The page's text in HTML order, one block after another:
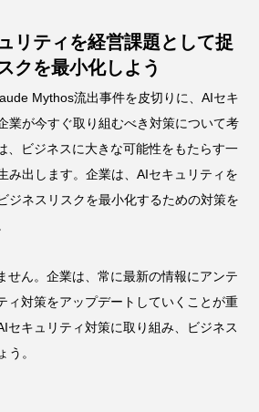
リティを経営課題として捉
クを最小化しよう
Mythos流出事件を皮切りに、AIセキ
業が今すぐ取り組むべき対策について考
、ビジネスに大きな可能性をもたらす一
み出します。企業は、AIセキュリティを
ジネスリスクを最小化するための対策を
せん。企業は、常に最新の情報にアンテ
ィ対策をアップデートしていくことが重
セキュリティ対策に取り組み、ビジネス
う。